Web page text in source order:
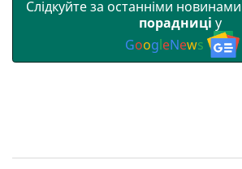
Слідкуйте за останніми новинами
порадниці у
GoogleNews